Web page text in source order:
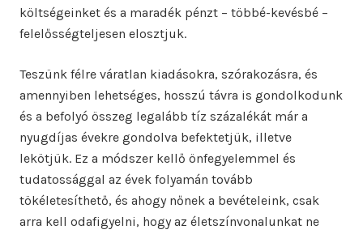
költségeinket és a maradék pénzt – többé-kevésbé –
felelősségteljesen elosztjuk.
Teszünk félre váratlan kiadásokra, szórakozásra, és
amennyiben lehetséges, hosszú távra is gondolkodunk
és a befolyó összeg legalább tíz százalékát már a
nyugdíjas évekre gondolva befektetjük, illetve
lekötjük. Ez a módszer kellő önfegyelemmel és
tudatossággal az évek folyamán tovább
tökéletesíthető, és ahogy nőnek a bevételeink, csak
arra kell odafigyelni, hogy az életszínvonalunkat ne